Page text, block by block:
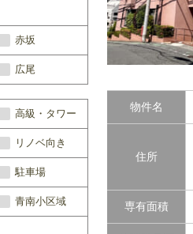
物件名
住所
専有面積
赤坂
広尾
高級・タワー
リノベ向き
駐車場
青南小区域